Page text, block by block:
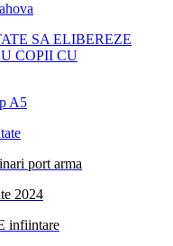
SA ELIBEREZE
COPII CU
A5
port arma
2024
infiintare